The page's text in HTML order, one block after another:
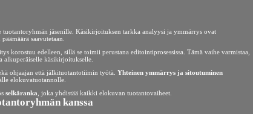
jäsenille. Käsikirjoituksen tarkka analyysi ja ymmärrys ovat
saavutetaan.
korostuu edelleen, sillä se toimii perustana editointiprosessissa. Tämä vaihe varmistaa,
käsikirjoitukselle.
ohjaajan että jälkituotantotiimin työtä. Yhteinen ymmärrys ja sitoutuminen
elokuvatuotannolle.
selkäranka , joka yhdistää kaikki elokuvan tuotantovaiheet.
kanssa